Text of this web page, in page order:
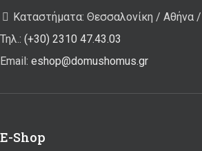
Καταστήματα: Θεσσαλονίκη / Αθήνα
Τηλ.: (+30) 2310 47.43.03
Email: eshop@domushomus.gr
E-Shop